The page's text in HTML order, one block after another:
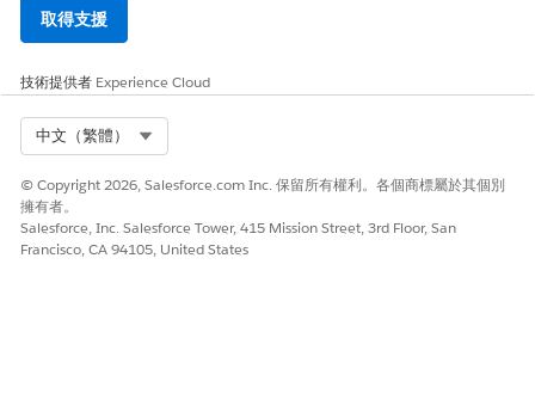
取得支援
技術提供者 Experience Cloud
中文（繁體）
© Copyright 2026, Salesforce.com Inc. 保留所有權利。各個商標屬於其個別
擁有者。
Salesforce, Inc. Salesforce Tower, 415 Mission Street, 3rd Floor, San
Francisco, CA 94105, United States